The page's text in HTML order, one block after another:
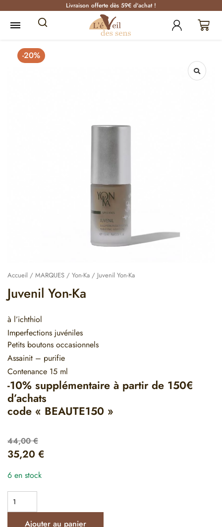
Livraison offerte dès 59€ d'achat !
-20%
Accueil / MARQUES / Yon-Ka / Juvenil Yon-Ka
Juvenil Yon-Ka
à l’ichthiol
Imperfections juvéniles
Petits boutons occasionnels
Assainit – purifie
Contenance 15 ml
-10% supplémentaire à partir de 150€
d’achats
code « BEAUTE150 »
44,00€
35,20 €
6 en stock
Ajouter au panier